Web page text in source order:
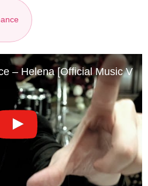
– Helena [Official Music